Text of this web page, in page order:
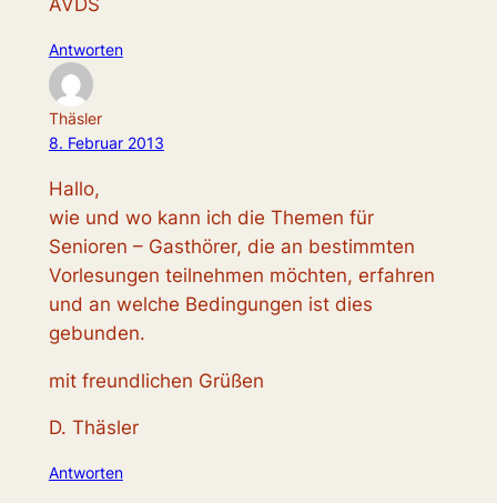
AVDS
Antworten
Thäsler
8. Februar 2013
Hallo,
wie und wo kann ich die Themen für
Senioren – Gasthörer, die an bestimmten
Vorlesungen teilnehmen möchten, erfahren
und an welche Bedingungen ist dies
gebunden.
mit freundlichen Grüßen
D. Thäsler
Antworten